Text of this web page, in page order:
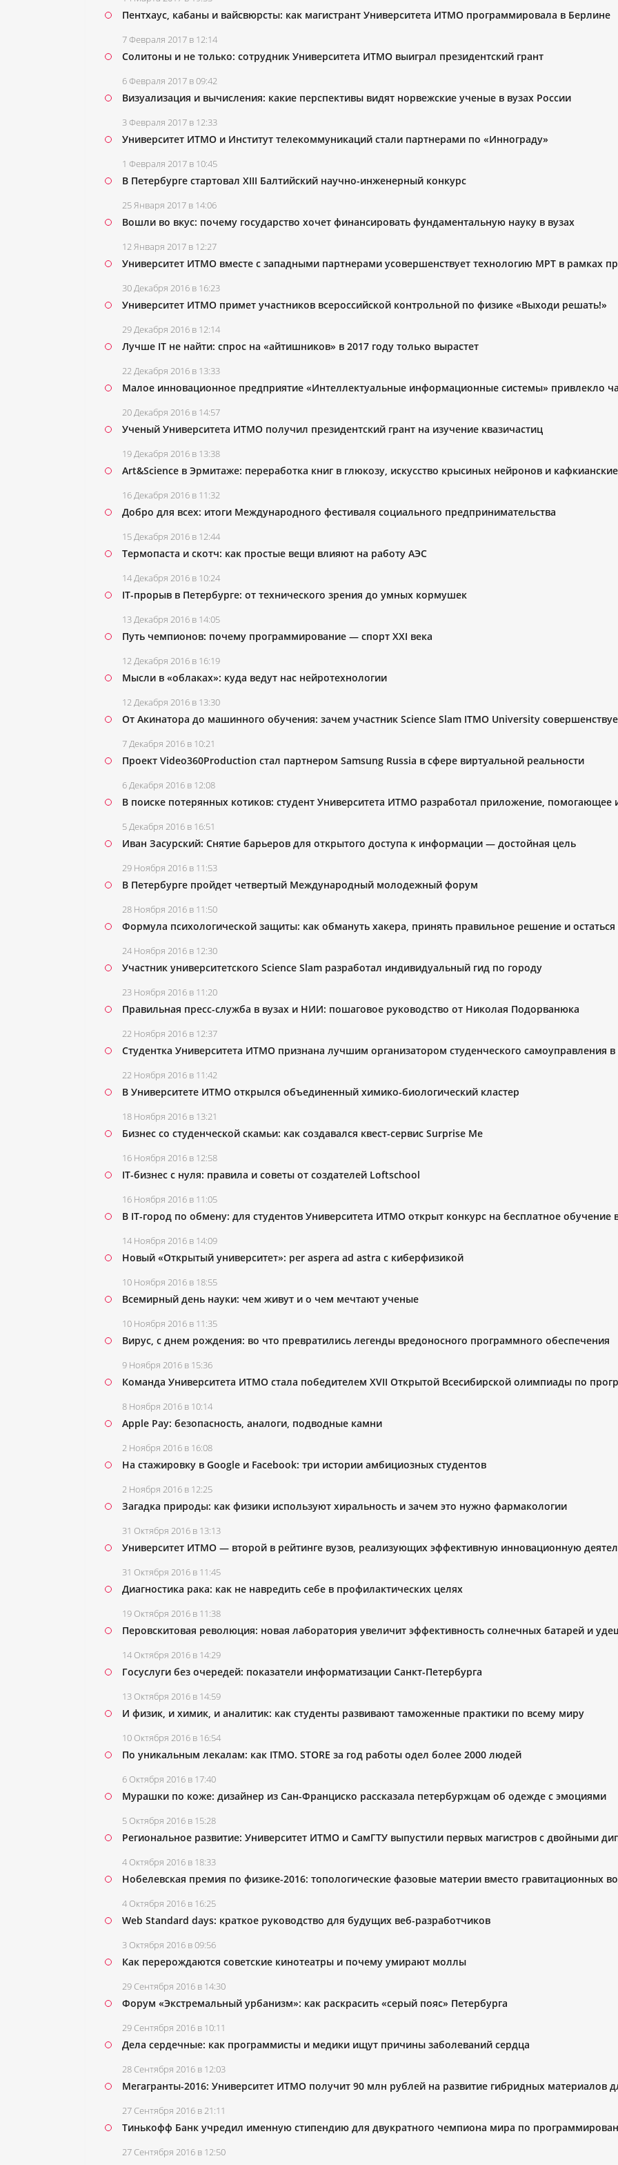
Пентхаус, кабаны и вайсвюрсты: как магистрант Университета ИТМО программировала в Берлине
7 Февраля 2017 в 12:14
Солитоны и не только: сотрудник Университета ИТМО выиграл президентский грант
6 Февраля 2017 в 09:42
Визуализация и вычисления: какие перспективы видят норвежские ученые в вузах России
3 Февраля 2017 в 12:33
Университет ИТМО и Институт телекоммуникаций стали партнерами по «Иннограду»
1 Февраля 2017 в 10:45
В Петербурге стартовал XIII Балтийский научно-инженерный конкурс
25 Января 2017 в 14:06
Вошли во вкус: почему государство хочет финансировать фундаментальную науку в вузах
12 Января 2017 в 12:27
Университет ИТМО вместе с западными партнерами усовершенствует технологию МРТ в рамках
30 Декабря 2016 в 16:23
Университет ИТМО примет участников всероссийской контрольной по физике «Выходи решать!»
29 Декабря 2016 в 12:14
Лучше IT не найти: спрос на «айтишников» в 2017 году только вырастет
22 Декабря 2016 в 13:33
Малое инновационное предприятие «Интеллектуальные информационные системы» привлекло
20 Декабря 2016 в 14:57
Ученый Университета ИТМО получил президентский грант на изучение квазичастиц
19 Декабря 2016 в 13:38
Art&Science в Эрмитаже: переработка книг в глюкозу, искусство крысиных нейронов и
16 Декабря 2016 в 11:32
Добро для всех: итоги Международного фестиваля социального предпринимательства
15 Декабря 2016 в 12:44
Термопаста и скотч: как простые вещи влияют на работу АЭС
14 Декабря 2016 в 10:24
IT-прорыв в Петербурге: от технического зрения до умных кормушек
13 Декабря 2016 в 14:05
Путь чемпионов: почему программирование — спорт XXI века
12 Декабря 2016 в 16:19
Мысли в «облаках»: куда ведут нас нейротехнологии
12 Декабря 2016 в 13:30
От Акинатора до машинного обучения: зачем участник Science Slam ITMO University
7 Декабря 2016 в 10:21
Проект Video360Production стал партнером Samsung Russia в сфере виртуальной реальности
6 Декабря 2016 в 12:08
В поиске потерянных котиков: студент Университета ИТМО разработал приложение, помогающее
5 Декабря 2016 в 16:51
Иван Засурский: Снятие барьеров для открытого доступа к информации — достойная цель
29 Ноября 2016 в 11:53
В Петербурге пройдет четвертый Международный молодежный форум
28 Ноября 2016 в 11:50
Формула психологической защиты: как обмануть хакера, принять правильное решение и
24 Ноября 2016 в 12:30
Участник университетского Science Slam разработал индивидуальный гид по городу
23 Ноября 2016 в 11:20
Правильная пресс-служба в вузах и НИИ: пошаговое руководство от Николая Подорванюка
22 Ноября 2016 в 12:37
Студентка Университета ИТМО признана лучшим организатором студенческого самоуправления в
22 Ноября 2016 в 11:42
В Университете ИТМО открылся объединенный химико-биологический кластер
18 Ноября 2016 в 13:21
Бизнес со студенческой скамьи: как создавался квест-сервис Surprise Me
16 Ноября 2016 в 12:58
IT-бизнес с нуля: правила и советы от создателей Loftschool
16 Ноября 2016 в 11:05
В IT-город по обмену: для студентов Университета ИТМО открыт конкурс на бесплатное обучение
14 Ноября 2016 в 14:09
Новый «Открытый университет»: per aspera ad astra с киберфизикой
10 Ноября 2016 в 18:55
Всемирный день науки: чем живут и о чем мечтают ученые
10 Ноября 2016 в 11:35
Вирус, с днем рождения: во что превратились легенды вредоносного программного обеспечения
9 Ноября 2016 в 15:36
Команда Университета ИТМО стала победителем XVII Открытой Всесибирской олимпиады по
8 Ноября 2016 в 10:14
Apple Pay: безопасность, аналоги, подводные камни
2 Ноября 2016 в 16:08
На стажировку в Google и Facebook: три истории амбициозных студентов
2 Ноября 2016 в 12:25
Загадка природы: как физики используют хиральность и зачем это нужно фармакологии
31 Октября 2016 в 13:13
Университет ИТМО — второй в рейтинге вузов, реализующих эффективную инновационную
31 Октября 2016 в 11:45
Диагностика рака: как не навредить себе в профилактических целях
19 Октября 2016 в 11:38
Перовскитовая революция: новая лаборатория увеличит эффективность солнечных батарей и
14 Октября 2016 в 14:29
Госуслуги без очередей: показатели информатизации Санкт-Петербурга
13 Октября 2016 в 14:59
И физик, и химик, и аналитик: как студенты развивают таможенные практики по всему миру
10 Октября 2016 в 16:54
По уникальным лекалам: как ITMO. STORE за год работы одел более 2000 людей
6 Октября 2016 в 17:40
Мурашки по коже: дизайнер из Сан-Франциско рассказала петербуржцам об одежде с эмоциями
5 Октября 2016 в 15:28
Региональное развитие: Университет ИТМО и СамГТУ выпустили первых магистров с двойными
4 Октября 2016 в 18:33
Нобелевская премия по физике-2016: топологические фазовые материи вместо гравитационных
4 Октября 2016 в 16:25
Web Standard days: краткое руководство для будущих веб-разработчиков
3 Октября 2016 в 09:56
Как перерождаются советские кинотеатры и почему умирают моллы
29 Сентября 2016 в 14:30
Форум «Экстремальный урбанизм»: как раскрасить «серый пояс» Петербурга
29 Сентября 2016 в 10:11
Дела сердечные: как программисты и медики ищут причины заболеваний сердца
28 Сентября 2016 в 12:03
Мегагранты-2016: Университет ИТМО получит 90 млн рублей на развитие гибридных материалов
27 Сентября 2016 в 21:11
Тинькофф Банк учредил именную стипендию для двукратного чемпиона мира по
27 Сентября 2016 в 12:50